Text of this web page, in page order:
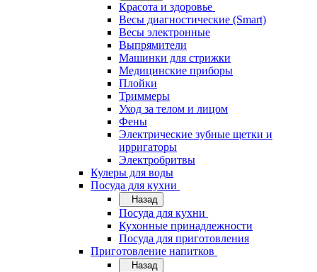
Красота и здоровье
Весы диагностические (Smart)
Весы электронные
Выпрямители
Машинки для стрижки
Медицинские приборы
Плойки
Триммеры
Уход за телом и лицом
Фены
Электрические зубные щетки и
ирригаторы
Электробритвы
Кулеры для воды
Посуда для кухни
Назад
Посуда для кухни
Кухонные принадлежности
Посуда для приготовления
Приготовление напитков
Назад